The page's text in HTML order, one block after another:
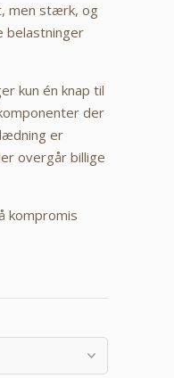
men stærk, og
belastninger
kun én knap til
der
er
overgår billige
kompromis